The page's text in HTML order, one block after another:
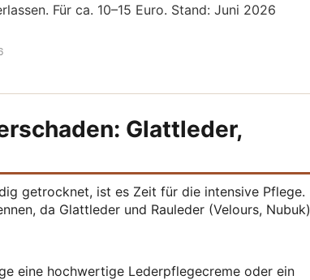
Für ca. 10–15 Euro. Stand: Juni 2026
Glattleder,
getrocknet, ist es Zeit für die intensive Pflege.
da Glattleder und Rauleder (Velours, Nubuk)
eine hochwertige Lederpflegecreme oder ein